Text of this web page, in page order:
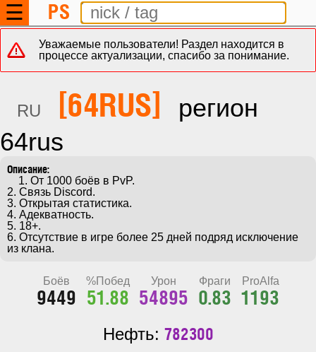
☰ PS
Уважаемые пользователи! Раздел находится в
процессе актуализации, спасибо за понимание.
RU [64RUS]
регион
64rus
2. Связь Discord.
3. Открытая статистика.
4. Адекватность.
5. 18+.
6. Отсутствие в игре более 25 дней подряд исключение
из клана.
Боёв
9449
%Побед
51.88
Урон
54895
Фраги
0.83
ProAlfa
1193
Нефть: 782300